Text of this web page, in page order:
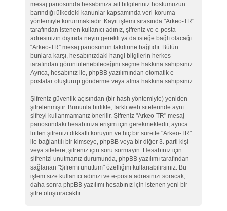
mesaj panosunda hesabınıza ait bilgileriniz hostumuzun
barındığı ülkedeki kanunlar kapsamında veri-koruma
yöntemiyle korunmaktadır. Kayıt işlemi sırasında "Arkeo-TR"
tarafından istenen kullanıcı adınız, şifreniz ve e-posta
adresinizin dışında neyin gerekli ya da isteğe bağlı olacağı
“Arkeo-TR” mesaj panosunun takdirine bağlıdır. Bütün
bunlara karşı, hesabınızdaki hangi bilgilerin herkes
tarafından görüntülenebileceğini seçme hakkına sahipsiniz.
Ayrıca, hesabınız ile, phpBB yazılımından otomatik e-
postalar oluşturup gönderme veya alma hakkına sahipsiniz.
Şifreniz güvenlik açısından (bir hash yöntemiyle) yeniden
şifrelenmiştir. Bununla birlikte, farklı web sitelerinde aynı
şifreyi kullanmamanız önerilir. Şifreniz "Arkeo-TR" mesaj
panosundaki hesabınıza erişim için gerekmektedir, ayrıca
lütfen şifrenizi dikkatli koruyun ve hiç bir surette "Arkeo-TR"
ile bağlantılı bir kimseye, phpBB veya bir diğer 3. parti kişi
veya sitelere, şifreniz için soru sormayın. Hesabınız için
şifrenizi unutmanız durumunda, phpBB yazılımı tarafından
sağlanan "Şifremi unuttum" özelliğini kullanabilirsiniz. Bu
işlem size kullanıcı adınızı ve e-posta adresinizi soracak,
daha sonra phpBB yazılımı hesabınız için istenen yeni bir
şifre oluşturacaktır.